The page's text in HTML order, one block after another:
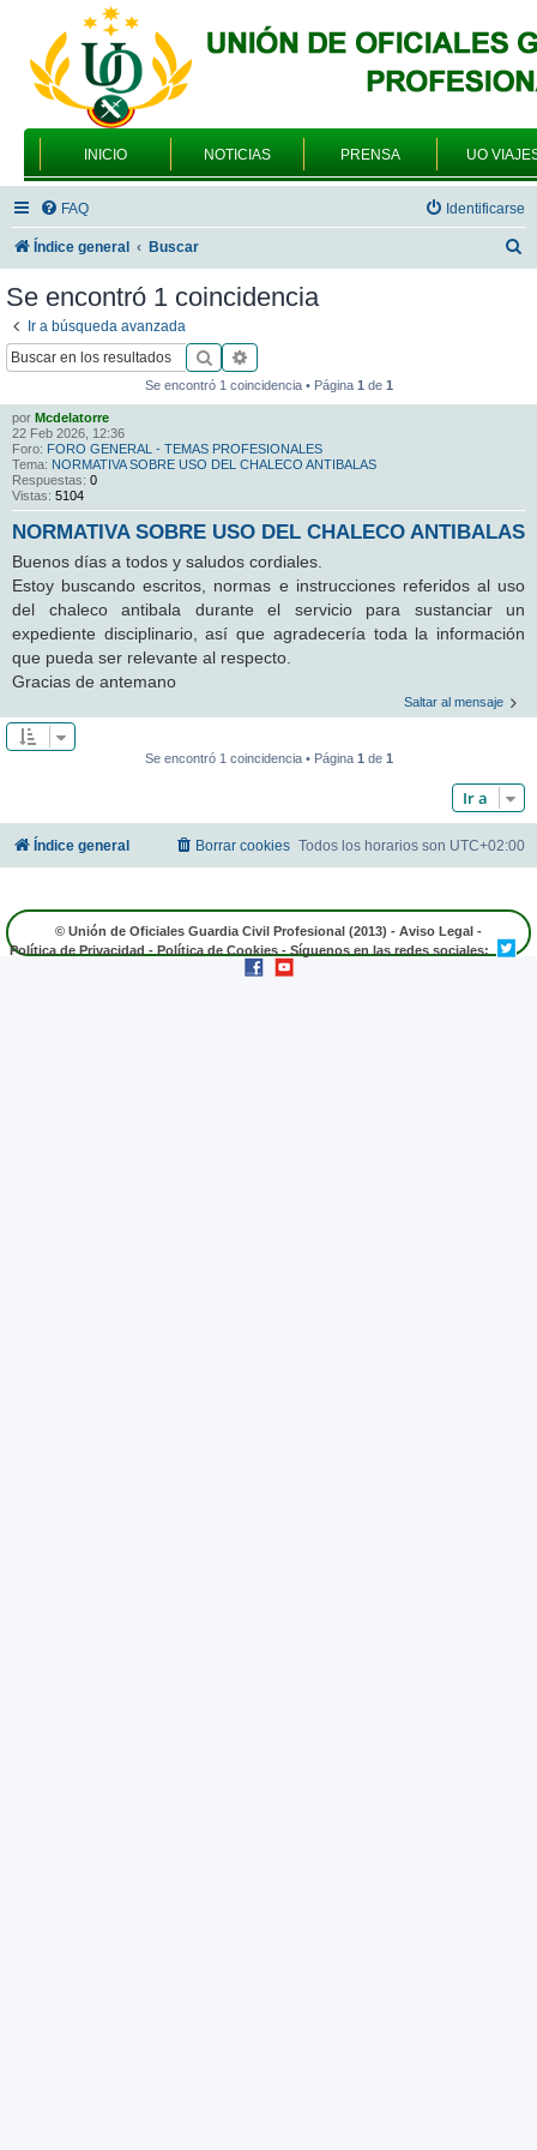
INICIO NOTICIAS PRENSA UO
FAQ Identificarse
Índice general Buscar
r
Se encontró 1 coincidencia
Ir a búsqueda avanzada
Buscar
Se encontró 1 coincidencia • Página 1de 1
por Mcdelatorre
22 Feb 2026, 12:36
Foro: FORO GENERAL - TEMAS PROFESIONALES
Tema: NORMATIVA SOBRE USO DEL CHALECO ANTIBALAS
Respuestas: 0
Vistas: 5104
NORMATIVA SOBRE USO DEL CHALECO ANTIBALAS
Buenos días a todos y saludos cordiales.
Estoy buscando escritos, normas e instrucciones referidos al uso
del chaleco antibala durante el servicio para sustanciar un
expediente disciplinario, así que agradecería toda la información
que pueda ser relevante al respecto.
Gracias de antemano
Saltar al mensaje
Se encontró 1 coincidencia • Página 1 de 1
Ir a
Índice general Todos los horarios son UTC+02:00
Borrar cookies
© Unión de Oficiales Guardia Civil Profesional (2013) - Aviso Legal -
Política de Privacidad - Política de Cookies - Síguenos en las redes sociales: